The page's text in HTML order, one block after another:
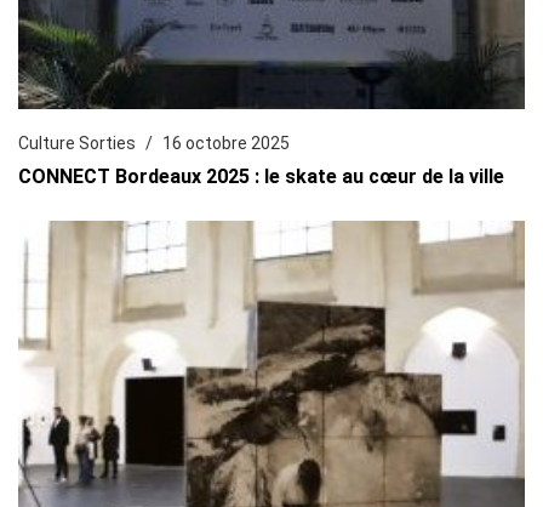
Culture Sorties 16 octobre 2025
CONNECT Bordeaux 2025 : le skate au cœur de la ville